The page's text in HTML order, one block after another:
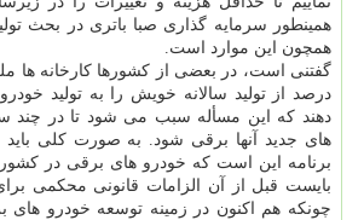
همینطور سرمایه گذاری صبا باتری در بحث
همچون این موارد است.
درصد از تولید سالانه خویش را به تولید
دهند كه این مسأله سبب می شود تا در چند
های جدید آنها برقی شود. به صورت كلی باید
برنامه این است كه خودرو های برقی در
بایست قبل از آن الزامات قانونی محكمی
چونكه هم اكنون در زمینه توسعه خودرو های